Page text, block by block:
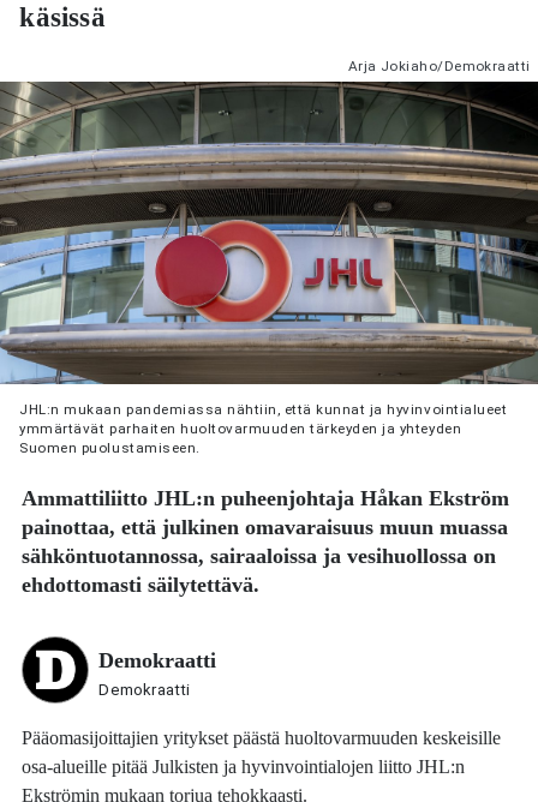
käsissä
Arja Jokiaho/Demokraatti
JHL:n mukaan pandemiassa nähtiin, että kunnat ja hyvinvointialueet
ymmärtävät parhaiten huoltovarmuuden tärkeyden ja yhteyden
Suomen puolustamiseen.
Ammattiliitto JHL:n puheenjohtajaHåkan Ekström
painottaa, että julkinen omavaraisuus muun muassa
sähköntuotannossa, sairaaloissa ja vesihuollossa on
ehdottomasti säilytettävä.
Demokraatti
Demokraatti
Pääomasijoittajien yritykset päästä huoltovarmuuden keskeisille
osa-alueille pitää Julkisten ja hyvinvointialojen liitto JHL:n
Ekströmin mukaan torjua tehokkaasti.